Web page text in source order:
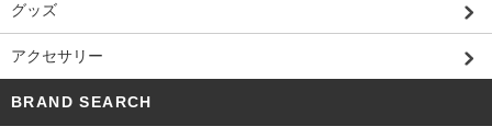
グッズ
アクセサリー
BRAND SEARCH